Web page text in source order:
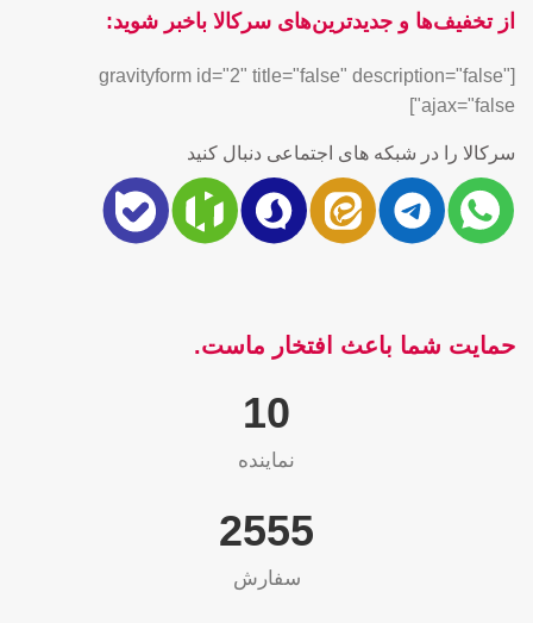
از تخفیف‌ها و جدیدترین‌های سرکالا باخبر شوید:
[gravityform id="2" title="false" description="false"
ajax="false"]
سرکالا را در شبکه های اجتماعی دنبال کنید
حمایت شما باعث افتخار ماست.
10
نماینده
2565
سفارش